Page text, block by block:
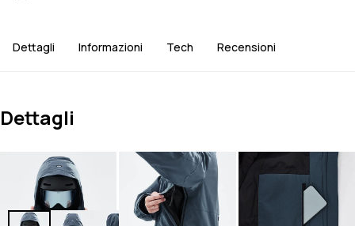
Dettagli Informazioni Tech Recensioni
Dettagli